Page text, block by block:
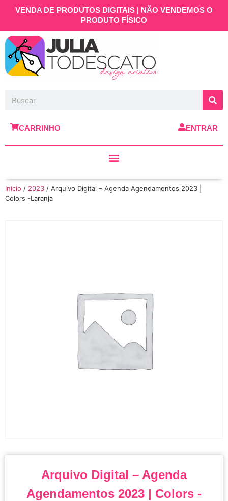
VENDA DE PRODUTOS DIGITAIS | NÃO VENDEMOS O
PRODUTO FÍSICO
CARRINHO ENTRAR
Início / 2023 / Arquivo Digital – Agenda Agendamentos 2023 |
Colors -Laranja
Arquivo Digital – Agenda
Agendamentos 2023 | Colors -